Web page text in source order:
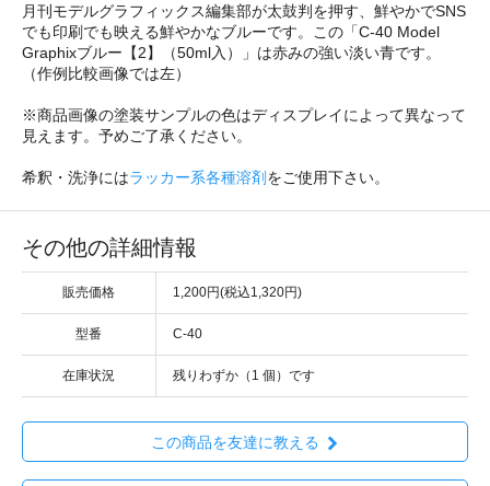
月刊モデルグラフィックス編集部が太鼓判を押す、鮮やかでSNS
でも印刷でも映える鮮やかなブルーです。この「C-40 Model
Graphixブルー【2】（50ml入）」は赤みの強い淡い青です。
（作例比較画像では左）
※商品画像の塗装サンプルの色はディスプレイによって異なって
見えます。予めご了承ください。
希釈・洗浄にはラッカー系各種溶剤 をご使用下さい。
その他の詳細情報
販売価格 1,200円(税込1,320円)
型番 C-40
在庫状況 残りわずか（1 個）です
この商品を友達に教える